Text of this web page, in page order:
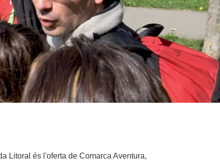
Litoral és l'oferta de Comarca Aventura,